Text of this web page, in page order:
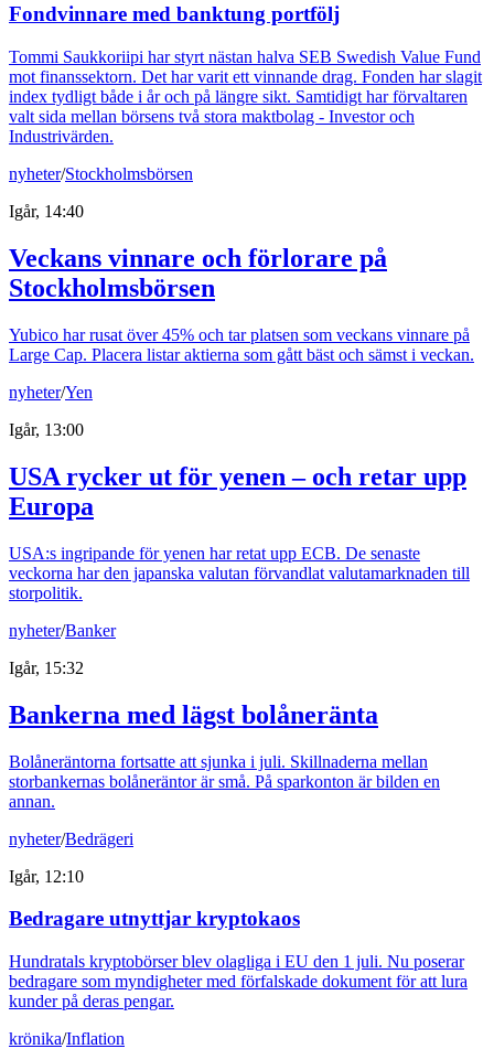
Fondvinnare med banktung portfölj
Tommi Saukkoriipi har styrt nästan halva SEB Swedish Value Fund
mot finanssektorn. Det har varit ett vinnande drag. Fonden har slagit
index tydligt både i år och på längre sikt. Samtidigt har förvaltaren
valt sida mellan börsens två stora maktbolag - Investor och
Industrivärden.
nyheter/Stockholmsbörsen
Igår, 14:40
Veckans vinnare och förlorare på
Stockholmsbörsen
Yubico har rusat över 45% och tar platsen som veckans vinnare på
Large Cap. Placera listar aktierna som gått bäst och sämst i veckan.
nyheter/Yen
Igår, 13:00
USA rycker ut för yenen – och retar upp
Europa
USA:s ingripande för yenen har retat upp ECB. De senaste
veckorna har den japanska valutan förvandlat valutamarknaden till
storpolitik.
nyheter/Banker
Igår, 15:32
Bankerna med lägst bolåneränta
Bolåneräntorna fortsatte att sjunka i juli. Skillnaderna mellan
storbankernas bolåneräntor är små. På sparkonton är bilden en
annan.
nyheter/Bedrägeri
Igår, 12:10
Bedragare utnyttjar kryptokaos
Hundratals kryptobörser blev olagliga i EU den 1 juli. Nu poserar
bedragare som myndigheter med förfalskade dokument för att lura
kunder på deras pengar.
krönika/Inflation